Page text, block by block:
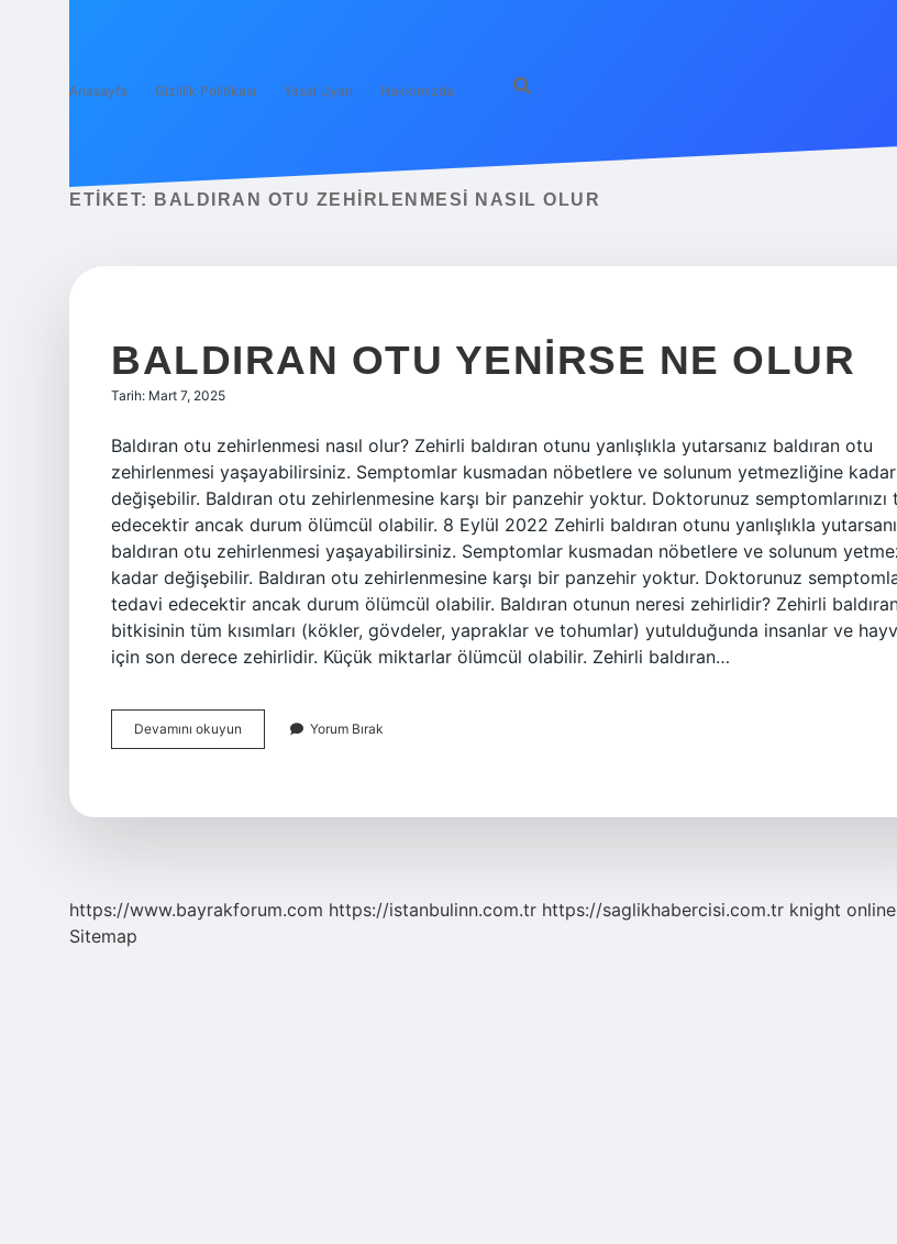
Anasayfa Gizlilik Politikası Yasal Uyarı Hakkımızda
ETIKET: BALDIRAN OTU ZEHIRLENMESI NASIL OLUR
BALDIRAN OTU YENIRSE NE OLUR
Tarih: Mart 7, 2025
Baldıran otu zehirlenmesi nasıl olur? Zehirli baldıran otunu yanlışlıkla yutarsanız baldıran otu
zehirlenmesi yaşayabilirsiniz. Semptomlar kusmadan nöbetlere ve solunum yetmezliğine kadar
değişebilir. Baldıran otu zehirlenmesine karşı bir panzehir yoktur. Doktorunuz semptomlarınızı
edecektir ancak durum ölümcül olabilir. 8 Eylül 2022 Zehirli baldıran otunu yanlışlıkla
baldıran otu zehirlenmesi yaşayabilirsiniz. Semptomlar kusmadan nöbetlere ve solunum
kadar değişebilir. Baldıran otu zehirlenmesine karşı bir panzehir yoktur. Doktorunuz
tedavi edecektir ancak durum ölümcül olabilir. Baldıran otunun neresi zehirlidir? Zehirli
bitkisinin tüm kısımları (kökler, gövdeler, yapraklar ve tohumlar) yutulduğunda insanlar ve
için son derece zehirlidir. Küçük miktarlar ölümcül olabilir. Zehirli baldıran…
Devamını okuyun Baldıran
Otu
Yorum Bırak
https://www.bayrakforum.com https://istanbulinn.com.tr https://saglikhabercisi.com.tr knight online
Sitemap